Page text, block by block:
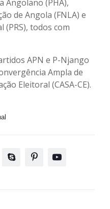
Angolano (PHA),
de Angola (FNLA) e
(PRS), todos com
APN e P-Njango
Ampla de
Eleitoral (CASA-CE).